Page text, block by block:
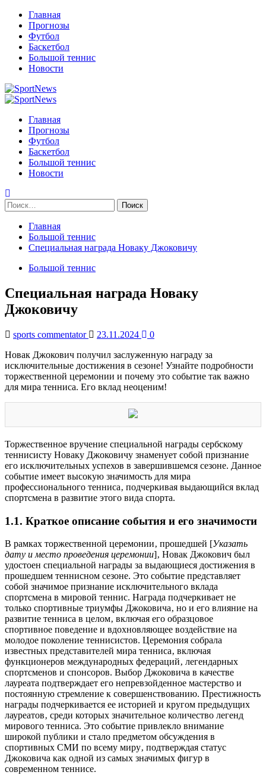
Перейти
содержимому
Главная
Прогнозы
Футбол
Баскетбол
Большой теннис
Новости
Primary
Главная
Прогнозы
Футбол
Баскетбол
Большой теннис
Новости
Найти:
Главная
Большой теннис
Специальная награда Новаку Джоковичу
Большой теннис
Специальная награда Новаку
Джоковичу
sports commentator 23.11.2024
0
Новак Джокович получил заслуженную награду за
исключительные достижения в сезоне! Узнайте подробности
торжественной церемонии и почему это событие так важно
для мира тенниса. Его вклад неоценим!
Торжественное вручение специальной награды сербскому
теннисисту Новаку Джоковичу знаменует собой признание
его исключительных успехов в завершившемся сезоне. Данное
событие имеет высокую значимость для мира
профессионального тенниса‚ подчеркивая выдающийся вклад
спортсмена в развитие этого вида спорта.
1.1. Краткое описание события и его значимости
В рамках торжественной церемонии‚ прошедшей [Указать
дату и место проведения церемонии]‚ Новак Джокович был
удостоен специальной награды за выдающиеся достижения в
прошедшем теннисном сезоне. Это событие представляет
собой значимое признание исключительного вклада
спортсмена в мировой теннис. Награда подчеркивает не
только спортивные триумфы Джоковича‚ но и его влияние на
развитие тенниса в целом‚ включая его образцовое
спортивное поведение и вдохновляющее воздействие на
молодое поколение теннисистов. Церемония собрала
известных представителей мира тенниса‚ включая
функционеров международных федераций‚ легендарных
спортсменов и спонсоров. Выбор Джоковича в качестве
лауреата подтверждает его непревзойденное мастерство и
постоянную стремление к совершенствованию. Престижность
награды подчеркивается ее историей и кругом предыдущих
лауреатов‚ среди которых значительное количество легенд
мирового тенниса. Это событие привлекло внимание
широкой публики и стало предметом обсуждения в
спортивных СМИ по всему миру‚ подтверждая статус
Джоковича как одной из самых значимых фигур в
современном теннисе.